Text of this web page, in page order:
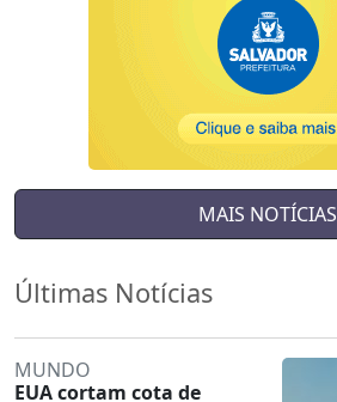
MAIS NOTÍCIAS
Últimas Notícias
MUNDO
EUA cortam cota de